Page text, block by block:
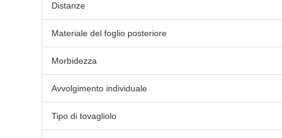
Distanze
Materiale del foglio posteriore
Morbidezza
Avvolgimento individuale
Tipo di tovagliolo